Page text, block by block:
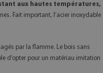
aux hautes températures,
Fait important, l’acier inoxydable
par la flamme. Le bois sans
d’opter pour un matériau imitation